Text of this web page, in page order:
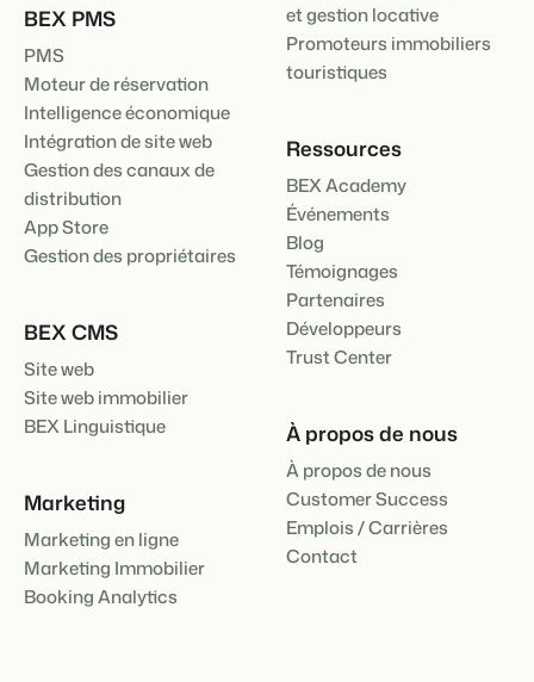
BEX PMS
PMS
Moteur de réservation
Intelligence économique
Intégration de site web
Gestion des canaux de
distribution
App Store
Gestion des propriétaires
BEX CMS
Site web
Site web immobilier
BEX Linguistique
Marketing
Marketing en ligne
Marketing Immobilier
Booking Analytics
et gestion locative
Promoteurs immobiliers
touristiques
Ressources
BEX Academy
Événements
Blog
Témoignages
Partenaires
Développeurs
Trust Center
À propos de nous
À propos de nous
Customer Success
Emplois / Carrières
Contact